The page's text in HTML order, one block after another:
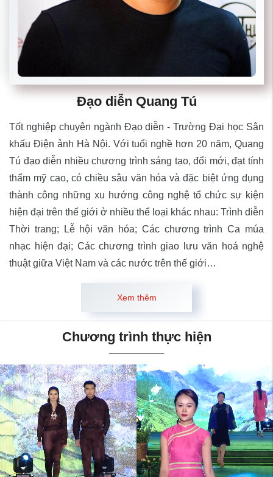
Đạo diễn Quang Tú
Tốt nghiệp chuyên ngành Đạo diễn - Trường Đại học Sân
khấu Điện ảnh Hà Nội. Với tuổi nghề hơn 20 năm, Quang
Tú đạo diễn nhiều chương trình sáng tạo, đổi mới, đạt tính
thẩm mỹ cao, có chiều sâu văn hóa và đặc biệt ứng dụng
thành công những xu hướng công nghệ tổ chức sự kiện
hiện đại trên thế giới ở nhiều thể loại khác nhau: Trình diễn
Thời trang; Lễ hội văn hóa; Các chương trình Ca múa
nhạc hiện đại; Các chương trình giao lưu văn hoá nghệ
thuật giữa Việt Nam và các nước trên thế giới…
Xem thêm
Chương trình thực hiện